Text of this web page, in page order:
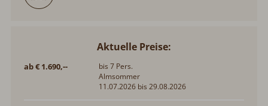
Aktuelle Preise:
ab € 1.690,--
bis 7 Pers.
Almsommer
11.07.2026 bis 29.08.2026